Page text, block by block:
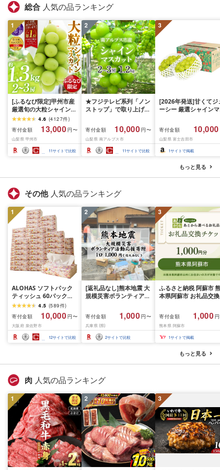
総合 人気の品ランキング
1
[ふるなび限定]甲州市産
厳選旬の大粒シャインマ
スカット 約1.3kg 2〜3
房[2026年発送]
(MG)B12-472 FN-
Limited-VO シャインマ
スカット フルーツ
4.6 (4127件)
寄付金額
13,000 円〜
山梨県 甲州市
11サイトで比較
2
★フジテレビ系列「ノン
ストップ」で取り上げら
先行予約]南アルプス市
産シャインマスカット
1.2kg以上(2〜3房)ふる
さと納税 おすすめ 山梨
県 南アルプス市 送料無
寄付金額 10,000 円〜
山梨県 南アルプス市
11サイトで比較
3
[2026年発送]甘くてジ
ーシー 厳選シャインマ
月前半(1〜15日)から
月下旬までの発送) フ
ーツ ぶどう 果物 山梨
産 2026 旬 大粒 高級
寄付金額 10,000
山梨県 富士吉田市
1サイトで掲載
もっと見る
その他 人気の品ランキング
1
ALOHAS ソフトパック
ティッシュ 60パック
×400枚(200組) 日用品
必需品 常備品 まとめ買
い 備蓄 防災
4.5 (589件)
寄付金額
10,000 円〜
大阪府 泉佐野市
12サイトで比較
2
[返礼品なし]熊本地震 大
規模災害ボランティア活
/ 寄附 寄付 寄附のみ 支
援
寄付金額 1,000 円〜
兵庫県 (県)
2サイトで比較
3
ふるさと納税 阿蘇市
本県阿蘇市 お礼品交換
寄付金額 1,000
熊本県 阿蘇市
1サイトで掲載
もっと見る
肉 人気の品ランキング
1 2 3